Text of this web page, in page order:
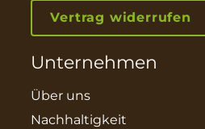
Vertrag widerrufen
Unternehmen
Über uns
Nachhaltigkeit